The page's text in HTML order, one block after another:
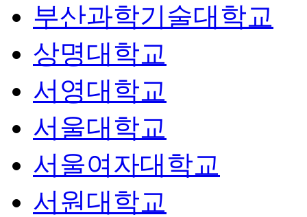
부산과학기술대학교
상명대학교
서영대학교
서울대학교
서울여자대학교
서원대학교